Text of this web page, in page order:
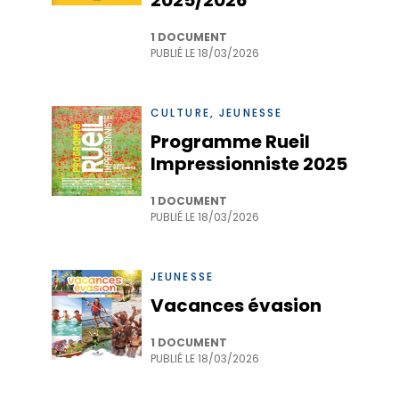
1 DOCUMENT
PUBLIÉ LE18/03/2026
CULTURE, JEUNESSE
Programme Rueil
Impressionniste 2025
1 DOCUMENT
PUBLIÉ LE18/03/2026
JEUNESSE
Vacances évasion
1 DOCUMENT
PUBLIÉ LE18/03/2026